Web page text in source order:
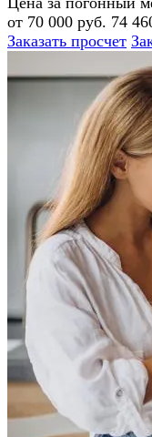
от 70 000 руб. 74
Заказать просчет